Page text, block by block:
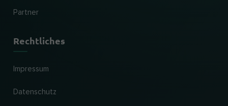
Partner
Rechtliches
Impressum
Datenschutz